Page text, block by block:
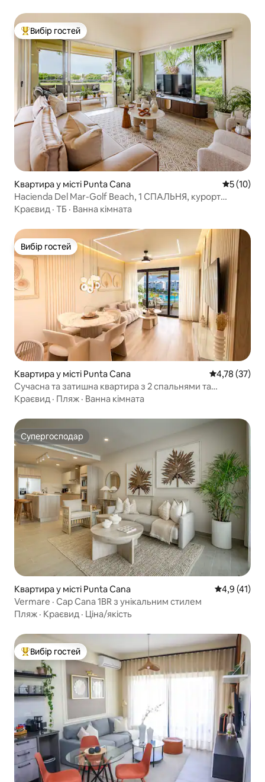
Топ вибір гостей
Вибір гостей
Квартира у місті Punta Cana Середня
5 (10)
Hacienda Del Mar-Golf Beach, 1 СПАЛЬНЯ, курорт
Puntacana
Краєвид · ТБ · Ванна кімната
Вибір гостей
Вибір гостей
Квартира у місті Punta Cana Середня
4,78 (37)
Сучасна та затишна квартира з 2 спальнями та
2 ванними кімнатами в центрі Пунта-Кани
Краєвид · Пляж · Ванна кімната
Супергосподар
Супергосподар
Квартира у місті Punta Cana Середня
4,9 (41)
Vermare · Cap Cana 1BR з унікальним стилем
Пляж · Краєвид · Ціна/якість
Топ вибір гостей
Вибір гостей